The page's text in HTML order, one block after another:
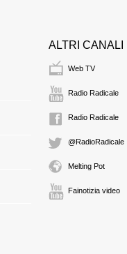
ALTRI CANALI
Web TV
Radio Radicale
Radio Radicale
@RadioRadicale
Melting Pot
Fainotizia video